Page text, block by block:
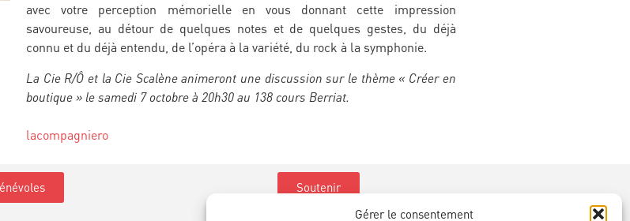
Gérer le consentement
avec votre perception mémorielle en vous donnant cette impression
savoureuse, au détour de quelques notes et de quelques gestes, du déjà
connu et du déjà entendu, de l’opéra à la variété, du rock à la symphonie.
La Cie R/Ô et la Cie Scalène animeront une discussion sur le thème « Créer en
boutique » le samedi 7 octobre à 20h30 au 138 cours Berriat.
lacompagniero
Soutenir